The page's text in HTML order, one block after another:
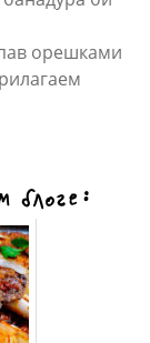
орешками
блоге: